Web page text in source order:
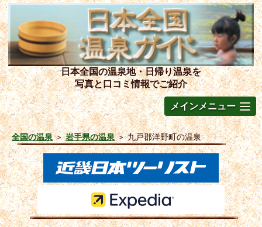
日本全国の温泉地・日帰り温泉を
写真と口コミ情報でご紹介
メインメニュー
全国の温泉＞岩手県の温泉＞九戸郡洋野町の温泉